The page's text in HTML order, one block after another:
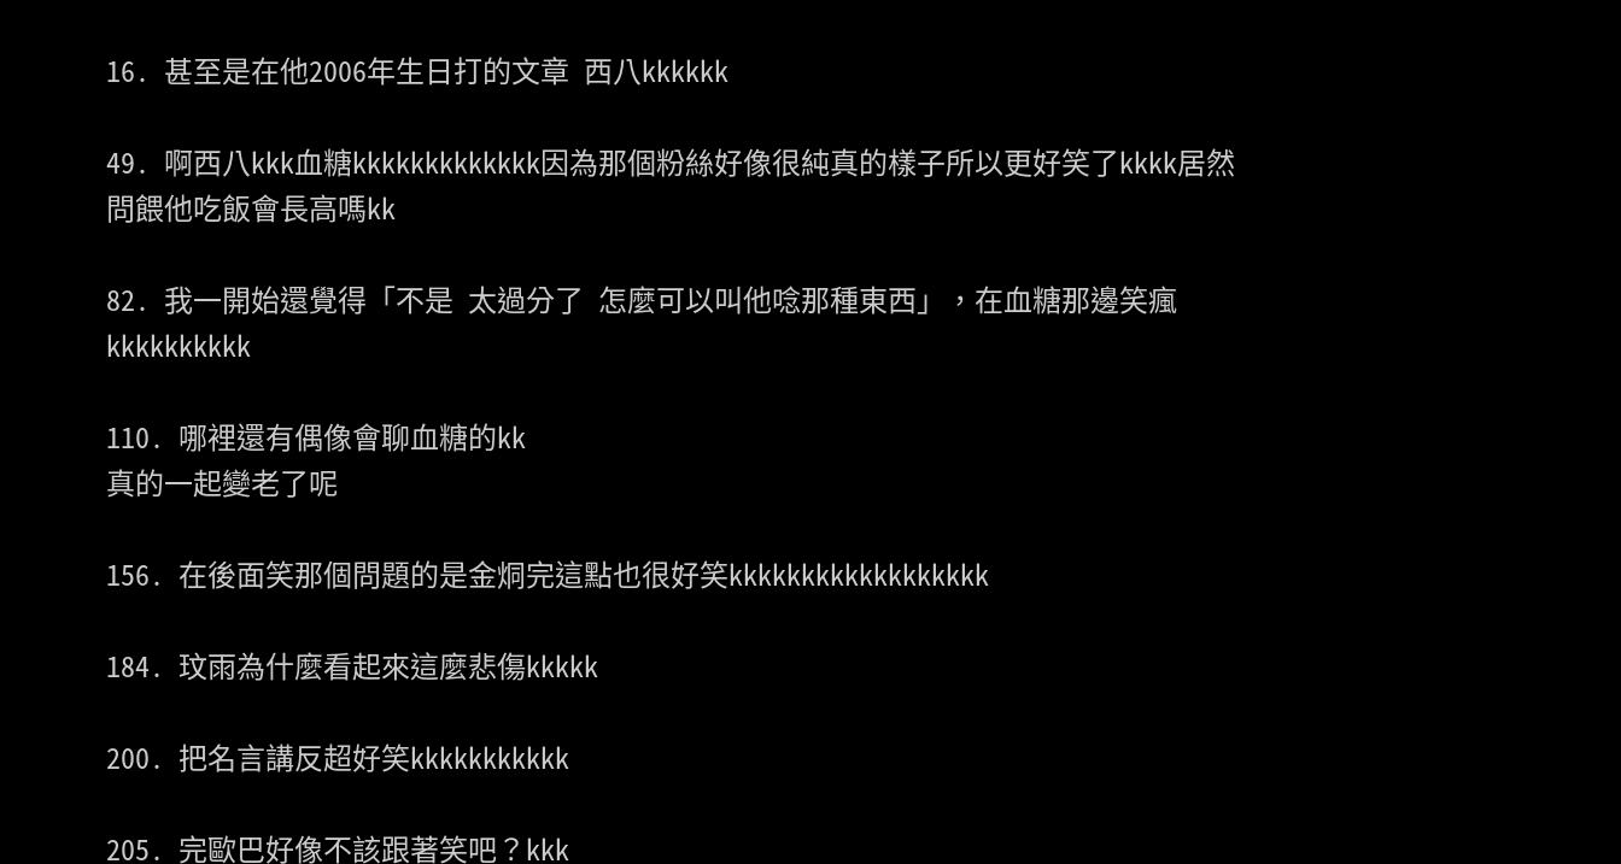
16. 甚至是在他2006年生日打的文章 西八kkkkkk
49. 啊西八kkk血糖kkkkkkkkkkkkk因為那個粉絲好像很純真的樣子所以更好笑了kkkk居然
問餵他吃飯會長高嗎kk
82. 我一開始還覺得「不是 太過分了 怎麼可以叫他唸那種東西」，在血糖那邊笑瘋
kkkkkkkkkk
110. 哪裡還有偶像會聊血糖的kk
真的一起變老了呢
156. 在後面笑那個問題的是金烔完這點也很好笑kkkkkkkkkkkkkkkkkk
184. 玟雨為什麼看起來這麼悲傷kkkkk
200. 把名言講反超好笑kkkkkkkkkkk
205. 完歐巴好像不該跟著笑吧？kkk